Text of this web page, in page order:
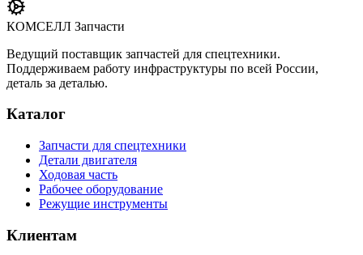
КОМСЕЛЛ Запчасти
Ведущий поставщик запчастей для спецтехники.
Поддерживаем работу инфраструктуры по всей России,
деталь за деталью.
Каталог
Запчасти для спецтехники
Детали двигателя
Ходовая часть
Рабочее оборудование
Режущие инструменты
Клиентам